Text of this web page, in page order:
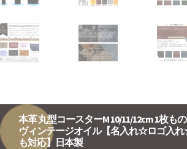
本革 丸型コースターM 10/11/12cm 1枚も
ヴィンテージオイル【名入れ☆ロゴ入
も対応】日本製